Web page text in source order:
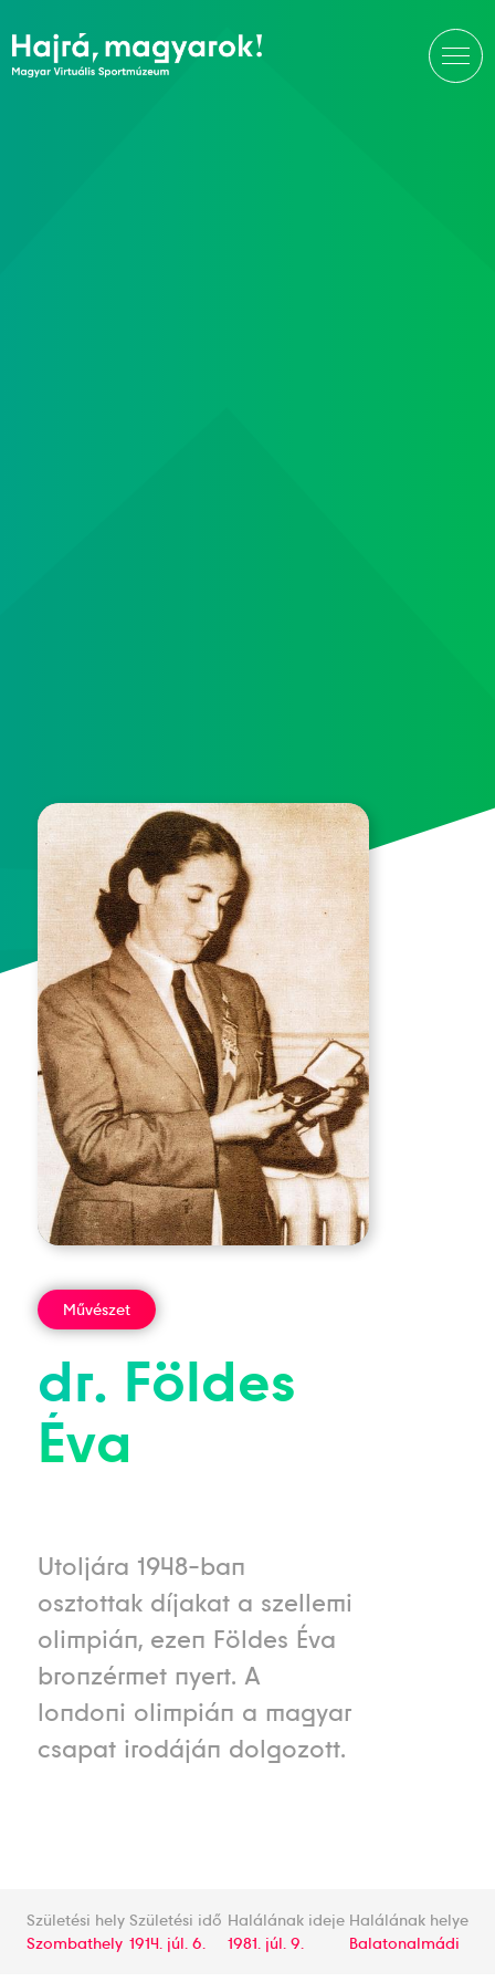
Művészet
dr. Földes
Éva
Utoljára 1948-ban
osztottak díjakat a szellemi
olimpián, ezen Földes Éva
bronzérmet nyert. A
londoni olimpián a magyar
csapat irodáján dolgozott.
Születési hely
Szombathely
Születési idő
1914. júl. 6.
Halálának ideje
1981. júl. 9.
Halálának helye
Balatonalmádi